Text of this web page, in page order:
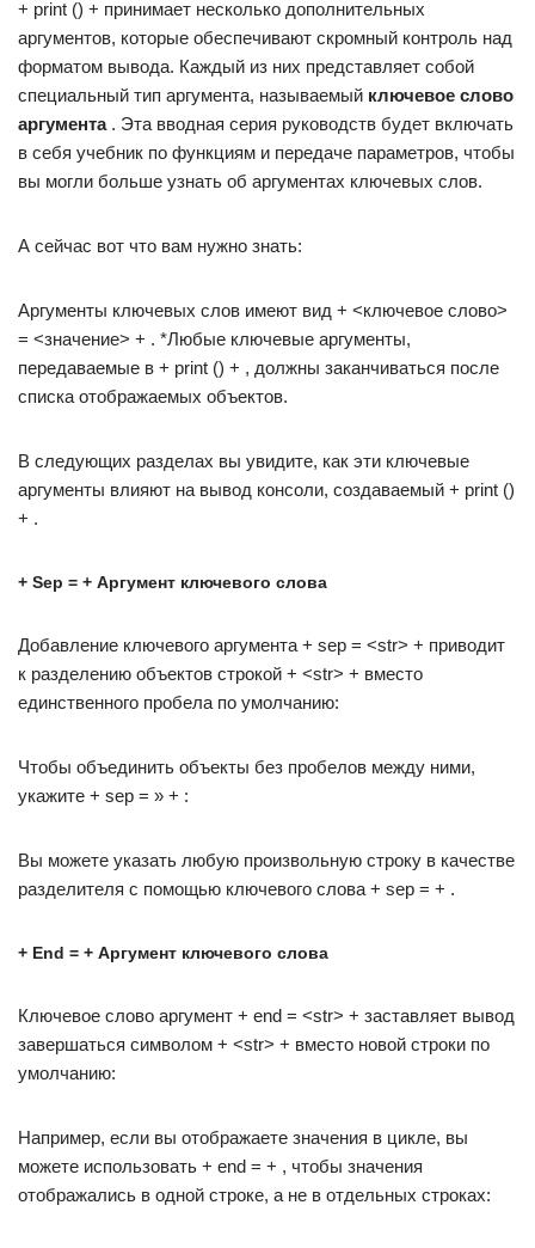
+ print () + принимает несколько дополнительных
аргументов, которые обеспечивают скромный контроль над
форматом вывода. Каждый из них представляет собой
специальный тип аргумента, называемый ключевое слово
аргумента. Эта вводная серия руководств будет включать
в себя учебник по функциям и передаче параметров, чтобы
вы могли больше узнать об аргументах ключевых слов.
А сейчас вот что вам нужно знать:
Аргументы ключевых слов имеют вид + <ключевое слово>
= <значение> + . *Любые ключевые аргументы,
передаваемые в + print () + , должны заканчиваться после
списка отображаемых объектов.
В следующих разделах вы увидите, как эти ключевые
аргументы влияют на вывод консоли, создаваемый + print ()
+ .
+ Sep = + Аргумент ключевого слова
Добавление ключевого аргумента + sep = <str> + приводит
к разделению объектов строкой + <str> + вместо
единственного пробела по умолчанию:
Чтобы объединить объекты без пробелов между ними,
укажите + sep = » + :
Вы можете указать любую произвольную строку в качестве
разделителя с помощью ключевого слова + sep = + .
+ End = + Аргумент ключевого слова
Ключевое слово аргумент + end = <str> + заставляет вывод
завершаться символом + <str> + вместо новой строки по
умолчанию:
Например, если вы отображаете значения в цикле, вы
можете использовать + end = + , чтобы значения
отображались в одной строке, а не в отдельных строках: